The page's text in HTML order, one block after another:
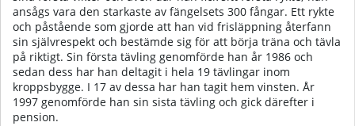
ansågs vara den starkaste av fängelsets 300 fångar. Ett rykte
och påstående som gjorde att han vid frisläppning återfann
sin självrespekt och bestämde sig för att börja träna och tävla
på riktigt. Sin första tävling genomförde han år 1986 och
sedan dess har han deltagit i hela 19 tävlingar inom
kroppsbygge. I 17 av dessa har han tagit hem vinsten. År
1997 genomförde han sin sista tävling och gick därefter i
pension.